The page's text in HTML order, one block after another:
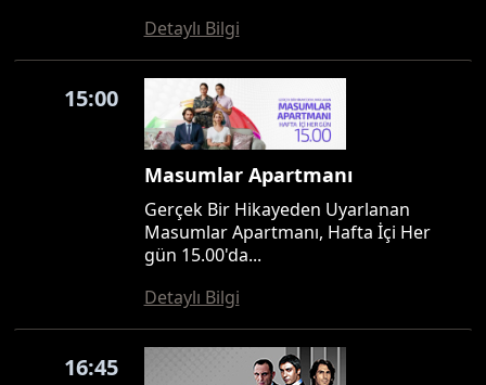
Detaylı Bilgi
15:00
Masumlar Apartmanı
Gerçek Bir Hikayeden Uyarlanan
Masumlar Apartmanı, Hafta İçi Her
gün 15.00'da...
Detaylı Bilgi
16:45